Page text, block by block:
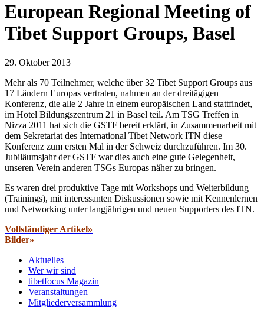
European Regional Meeting of
Tibet Support Groups, Basel
29. Oktober 2013
Mehr als 70 Teilnehmer, welche über 32 Tibet Support Groups aus
17 Ländern Europas vertraten, nahmen an der dreitägigen
Konferenz, die alle 2 Jahre in einem europäischen Land stattfindet,
im Hotel Bildungszentrum 21 in Basel teil. Am TSG Treffen in
Nizza 2011 hat sich die GSTF bereit erklärt, in Zusammenarbeit mit
dem Sekretariat des International Tibet Network ITN diese
Konferenz zum ersten Mal in der Schweiz durchzuführen. Im 30.
Jubiläumsjahr der GSTF war dies auch eine gute Gelegenheit,
unseren Verein anderen TSGs Europas näher zu bringen.
Es waren drei produktive Tage mit Workshops und Weiterbildung
(Trainings), mit interessanten Diskussionen sowie mit Kennenlernen
und Networking unter langjährigen und neuen Supporters des ITN.
Vollständiger Artikel»
Bilder»
Aktuelles
Wer wir sind
tibetfocus Magazin
Veranstaltungen
Mitgliederversammlung